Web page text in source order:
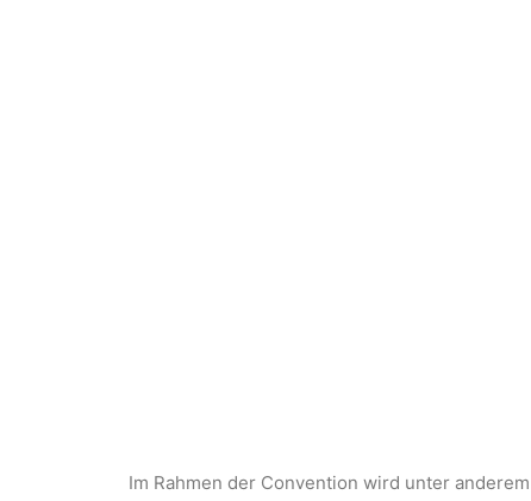
Im Rahmen der Convention wird unter